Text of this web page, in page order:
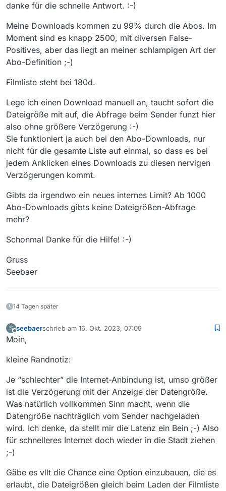
danke für die schnelle Antwort. :-)
Meine Downloads kommen zu 99% durch die Abos. Im
Moment sind es knapp 2500, mit diversen False-
Positives, aber das liegt an meiner schlampigen Art der
Abo-Definition ;-)
Filmliste steht bei 180d.
Lege ich einen Download manuell an, taucht sofort die
Dateigröße mit auf, die Abfrage beim Sender funzt hier
also ohne größere Verzögerung :-)
Sie funktioniert ja auch bei den Abo-Downloads, nur
nicht für die gesamte Liste auf einmal, so dass es bei
jedem Anklicken eines Downloads zu diesen nervigen
Verzögerungen kommt.
Gibts da irgendwo ein neues internes Limit? Ab 1000
Abo-Downloads gibts keine Dateigrößen-Abfrage
mehr?
Schonmal Danke für die Hilfe! :-)
Gruss
Seebaer
14 Tagen später
S
Offline
seebaerschrieb am 16. Okt. 2023, 07:09
zuletzt editiert von
Moin,
kleine Randnotiz:
Je “schlechter” die Internet-Anbindung ist, umso größer
ist die Verzögerung mit der Anzeige der Datengröße.
Was natürlich vollkommen Sinn macht, wenn die
Datengröße nachträglich vom Sender nachgeladen
wird. Ich denke, da stellt mir die Latenz ein Bein ;-) Also
für schnelleres Internet doch wieder in die Stadt ziehen
;-)
Gäbe es vllt die Chance eine Option einzubauen, die es
erlaubt, die Dateigrößen gleich beim Laden der Filmliste